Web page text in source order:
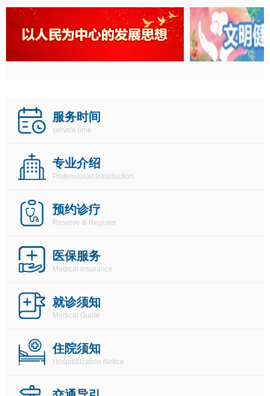
关于霍邱县人民医院LOGO征集评选结果的公示
关于办理门诊预交金退款的再次通知
关于《霍邱县人民医院科教研经费配套及奖励办法（试行）》征求意见的通知
服务时间
service time
专业介绍
Professional Introduction
预约诊疗
Reserve & Register
医保服务
Medical Insurance
就诊须知
Medical Guide
住院须知
Hospitalization Notice